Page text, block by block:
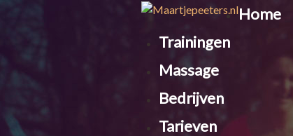
Home
Trainingen
Massage
Bedrijven
Tarieven